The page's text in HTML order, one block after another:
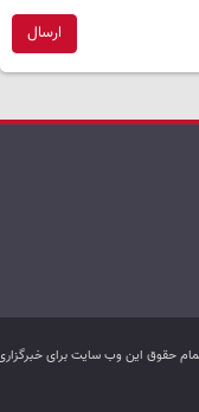
ارسال
تمام حقوق این وب سایت برای